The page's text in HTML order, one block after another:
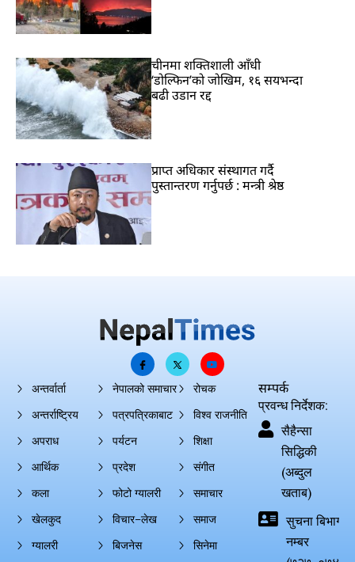
चीनमा शक्तिशाली आँधी
‘डोल्फिन’को जोखिम, १६ सयभन्दा
बढी उडान रद्द
प्राप्त अधिकार संस्थागत गर्दै
पुस्तान्तरण गर्नुपर्छ : मन्त्री श्रेष्ठ
अन्तर्वार्ता
अन्तर्राष्ट्रिय
अपराध
आर्थिक
कला
खेलकुद
ग्यालरी
नेपालको समाचार
पत्रपत्रिकाबाट
पर्यटन
प्रदेश
फोटो ग्यालरी
विचार–लेख
बिजनेस
रोचक
विश्व राजनीति
शिक्षा
संगीत
समाचार
समाज
सिनेमा
सम्पर्क
प्रवन्ध निर्देशक:
सैहैन्सा
सिद्धिकी
(अब्दुल
खताब)
सुचना बिभाग
नम्बर